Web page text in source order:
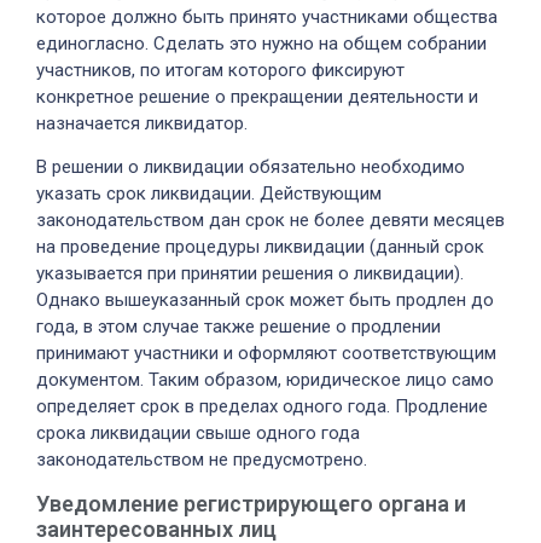
которое должно быть принято участниками общества
единогласно. Сделать это нужно на общем собрании
участников, по итогам которого фиксируют
конкретное решение о прекращении деятельности и
назначается ликвидатор.
В решении о ликвидации обязательно необходимо
указать срок ликвидации. Действующим
законодательством дан срок не более девяти месяцев
на проведение процедуры ликвидации (данный срок
указывается при принятии решения о ликвидации).
Однако вышеуказанный срок может быть продлен до
года, в этом случае также решение о продлении
принимают участники и оформляют соответствующим
документом. Таким образом, юридическое лицо само
определяет срок в пределах одного года. Продление
срока ликвидации свыше одного года
законодательством не предусмотрено.
Уведомление регистрирующего органа и
заинтересованных лиц